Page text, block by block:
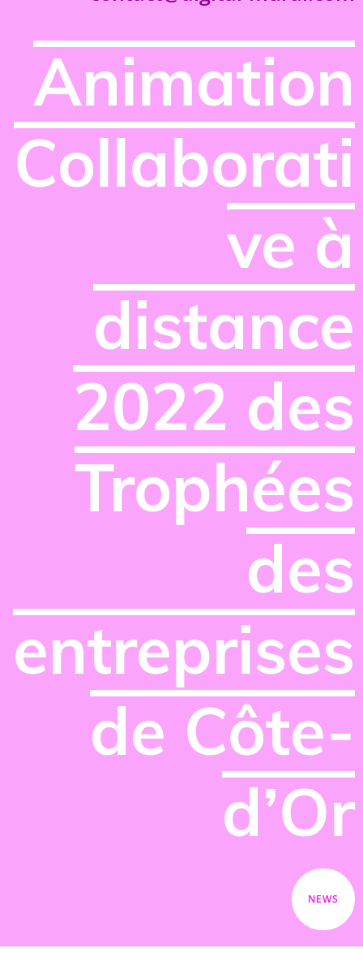
Animation
Collaborati
ve à
distance
2022 des
Trophées
des
entreprises
de Côte-
d’Or
NEWS